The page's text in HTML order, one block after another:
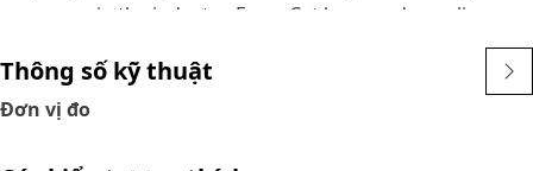
processes in the industry. Every Cat hose and coupling
combination is tested as a system to ensure a perfect fit
that yields maximum safety and dependability.
Cat compact hoses also work at half the SAE bend radius,
allowing tighter routing in a wide variety of applications.
Thông số kỹ thuật
Đơn vị đo